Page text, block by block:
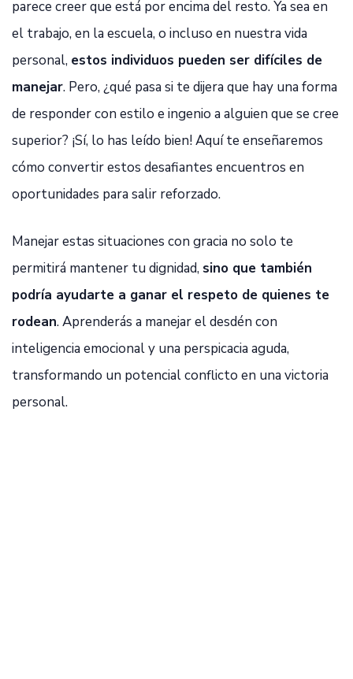
parece creer que está por encima del resto. Ya sea en
el trabajo, en la escuela, o incluso en nuestra vida
personal, estos individuos pueden ser difíciles de
manejar. Pero, ¿qué pasa si te dijera que hay una forma
de responder con estilo e ingenio a alguien que se cree
superior? ¡Sí, lo has leído bien! Aquí te enseñaremos
cómo convertir estos desafiantes encuentros en
oportunidades para salir reforzado.
Manejar estas situaciones con gracia no solo te
permitirá mantener tu dignidad, sino que también
podría ayudarte a ganar el respeto de quienes te
rodean. Aprenderás a manejar el desdén con
inteligencia emocional y una perspicacia aguda,
transformando un potencial conflicto en una victoria
personal.